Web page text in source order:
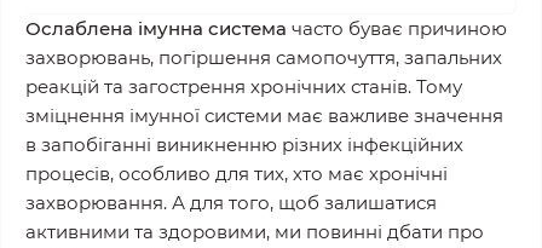
Ослаблена імунна система часто буває причиною
захворювань, погіршення самопочуття, запальних
реакцій та загострення хронічних станів. Тому
зміцнення імунної системи має важливе значення
в запобіганні виникненню різних інфекційних
процесів, особливо для тих, хто має хронічні
захворювання. А для того, щоб залишатися
активними та здоровими, ми повинні дбати про